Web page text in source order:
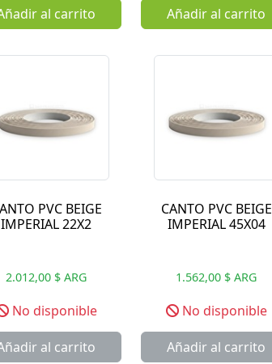
al carrito Añadir al carrito
PVC BEIGE
IMPERIAL 22X2
2.012,00 $ ARG
No disponible
al carrito
CANTO PVC BEIGE
IMPERIAL 45X04
1.562,00 $ ARG
No disponible
Añadir al carrito